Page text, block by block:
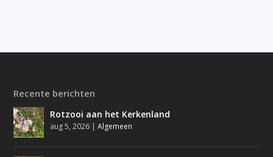
Recente berichten
Rotzooi aan het Kerkenland
aug 5, 2026 |Algemeen